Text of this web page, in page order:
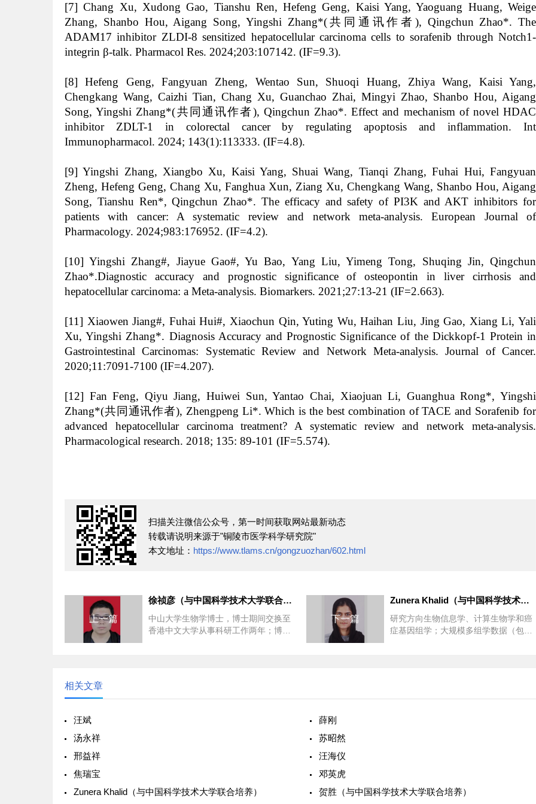
[7] Chang Xu, Xudong Gao, Tianshu Ren, Hefeng Geng, Kaisi Yang, Yaoguang Huang, Weige
Zhang, Shanbo Hou, Aigang Song, Yingshi Zhang*(共同通讯作者), Qingchun Zhao*. The
ADAM17 inhibitor ZLDI-8 sensitized hepatocellular carcinoma cells to sorafenib through Notch1-
integrin β-talk. Pharmacol Res. 2024;203:107142. (IF=9.3).
[8] Hefeng Geng, Fangyuan Zheng, Wentao Sun, Shuoqi Huang, Zhiya Wang, Kaisi Yang,
Chengkang Wang, Caizhi Tian, Chang Xu, Guanchao Zhai, Mingyi Zhao, Shanbo Hou, Aigang
Song,Yingshi Zhang*(共同通讯作者), Qingchun Zhao*. Effect and mechanism of novel HDAC
inhibitor ZDLT-1 in colorectal cancer by regulating apoptosis and inflammation. Int
Immunopharmacol. 2024; 143(1):113333. (IF=4.8).
[9]Yingshi Zhang, Xiangbo Xu, Kaisi Yang, Shuai Wang, Tianqi Zhang,Fuhai Hui,Fangyuan
Zheng, Hefeng Geng, Chang Xu, Fanghua Xun, Ziang Xu, Chengkang Wang, Shanbo Hou, Aigang
Song, Tianshu Ren*,Qingchun Zhao*. The efficacy and safety of PI3K and AKT inhibitors for
patients with cancer: A systematic review and network meta-analysis. European Journal of
Pharmacology. 2024;983:176952. (IF=4.2).
[10]Yingshi Zhang#, Jiayue Gao#,Yu Bao, Yang Liu,Yimeng Tong, Shuqing Jin,Qingchun
Zhao*.Diagnostic accuracy and prognostic significance of osteopontin in liver cirrhosis and
hepatocellular carcinoma: a Meta-analysis. Biomarkers. 2021;27:13-21 (IF=2.663).
[11] Xiaowen Jiang#, Fuhai Hui#, Xiaochun Qin, Yuting Wu, Haihan Liu, Jing Gao, Xiang Li, Yali
Xu, Yingshi Zhang*. Diagnosis Accuracy and Prognostic Significance of the Dickkopf-1 Protein in
Gastrointestinal Carcinomas: Systematic Review and Network Meta-analysis. Journal of Cancer.
2020;11:7091-7100 (IF=4.207).
[12] Fan Feng, Qiyu Jiang, Huiwei Sun, Yantao Chai, Xiaojuan Li, Guanghua Rong*, Yingshi
Zhang*(共同通讯作者), Zhengpeng Li*. Which is the best combination of TACE and Sorafenib for
advanced hepatocellular carcinoma treatment? A systematic review and network meta-analysis.
Pharmacological research. 2018; 135: 89-101 (IF=5.574).
扫描关注微信公众号，第一时间获取网站最新动态
转载请说明来源于"铜陵市医学科学研究院"
本文地址： https://www.tlams.cn/gongzuozhan/602.html
上一篇
徐祯彦（与中国科学技术大学联合培养）
中山大学生物学博士，博士期间交换至
香港中文大学从事科研工作两年；博士
下一篇
Zunera Khalid（与中国科学技术大学联合培养）
研究方向生物信息学、计算生物学和癌
症基因组学；大规模多组学数据（包括
相关文章
汪斌
薛刚
汤永祥
苏昭然
邢益祥
汪海仪
焦瑞宝
邓英虎
Zunera Khalid（与中国科学技术大学联合培养）
贺胜（与中国科学技术大学联合培养）